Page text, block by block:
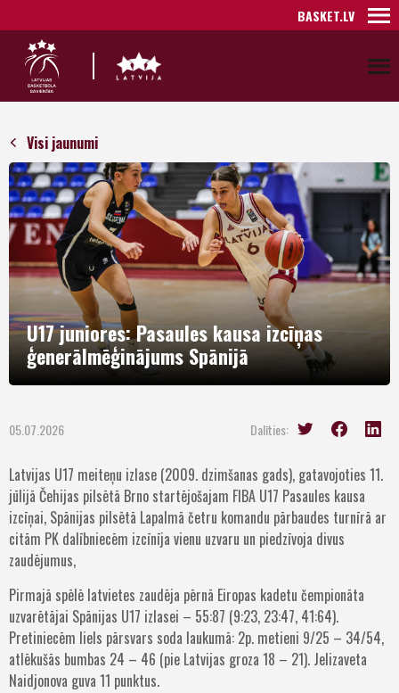
BASKET.LV
Visi jaunumi
U17 juniores: Pasaules kausa izcīņas
ģenerālmēģinājums Spānijā
05.07.2026 Dalīties:
Latvijas U17 meiteņu izlase (2009. dzimšanas gads), gatavojoties 11.
jūlijā Čehijas pilsētā Brno startējošajam FIBA U17 Pasaules kausa
izcīņai, Spānijas pilsētā Lapalmā četru komandu pārbaudes turnīrā ar
citām PK dalībniecēm izcīnīja vienu uzvaru un piedzīvoja divus
zaudējumus,
Pirmajā spēlē latvietes zaudēja pērnā Eiropas kadetu čempionāta
uzvarētājai Spānijas U17 izlasei – 55:87 (9:23, 23:47, 41:64).
Pretiniecēm liels pārsvars soda laukumā: 2p. metieni 9/25 – 34/54,
atlēkušās bumbas 24 – 46 (pie Latvijas groza 18 – 21). Jelizaveta
Naidjonova guva 11 punktus.